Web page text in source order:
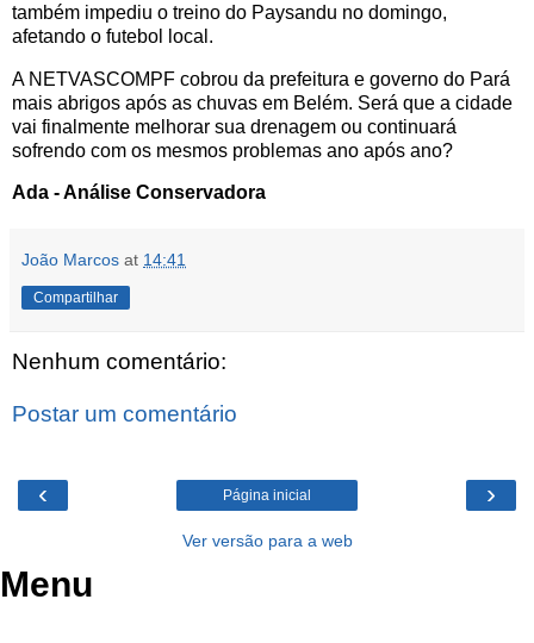
também impediu o treino do Paysandu no domingo,
afetando o futebol local.
A NETVASCOMPF cobrou da prefeitura e governo do Pará
mais abrigos após as chuvas em Belém. Será que a cidade
vai finalmente melhorar sua drenagem ou continuará
sofrendo com os mesmos problemas ano após ano?
Ada - Análise Conservadora
João Marcos at 14:41
Compartilhar
Nenhum comentário:
Postar um comentário
‹ ›
Página inicial
Ver versão para a web
Menu